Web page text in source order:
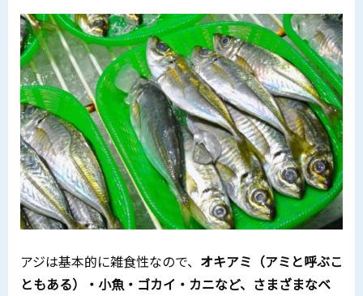
アジは基本的に雑食性なので、 オキアミ（アミと呼ぶこ
ともある）・小魚・ゴカイ・カニなど、さまざまなベ